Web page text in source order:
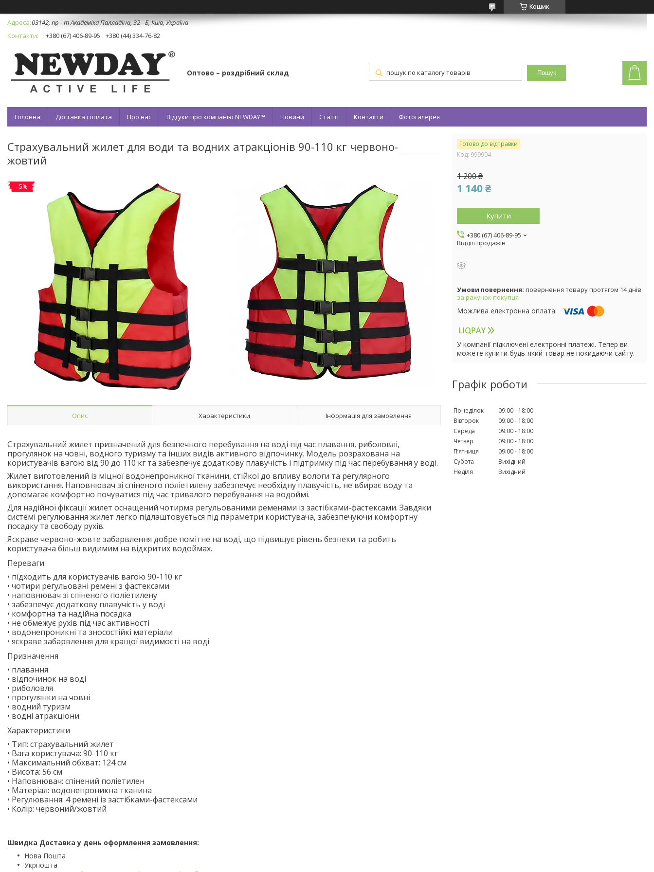
Кошик
03142, пр - т Академіка Палладіна, 32 - Б, Київ, Україна
+380 (67) 406-89-95
+380 (44) 334-76-82
Оптово – роздрібний склад Пошук
Головна Доставка і оплата Про нас Відгуки про компанію NEWDAY™ Новини Статті Контакти Фотогалерея
Страхувальний жилет для води та водних атракціонів 90-110 кг червоно-
жовтий
–5%
Опис Характеристики Інформація для замовлення
Страхувальний жилет призначений для безпечного перебування на воді під час плавання, риболовлі,
прогулянок на човні, водного туризму та інших видів активного відпочинку. Модель розрахована на
користувачів вагою від 90 до 110 кг та забезпечує додаткову плавучість і підтримку під час перебування у воді.
Жилет виготовлений із міцної водонепроникної тканини, стійкої до впливу вологи та регулярного
використання. Наповнювач зі спіненого поліетилену забезпечує необхідну плавучість, не вбирає воду та
допомагає комфортно почуватися під час тривалого перебування на водоймі.
Для надійної фіксації жилет оснащений чотирма регульованими ременями із застібками-фастексами. Завдяки
системі регулювання жилет легко підлаштовується під параметри користувача, забезпечуючи комфортну
посадку та свободу рухів.
Яскраве червоно-жовте забарвлення добре помітне на воді, що підвищує рівень безпеки та робить
користувача більш видимим на відкритих водоймах.
Переваги
• підходить для користувачів вагою 90-110 кг
• чотири регульовані ремені з фастексами
• наповнювач зі спіненого поліетилену
• забезпечує додаткову плавучість у воді
• комфортна та надійна посадка
• не обмежує рухів під час активності
• водонепроникні та зносостійкі матеріали
• яскраве забарвлення для кращої видимості на воді
Призначення
• плавання
• відпочинок на воді
• риболовля
• прогулянки на човні
• водний туризм
• водні атракціони
Характеристики
• Тип: страхувальний жилет
• Вага користувача: 90-110 кг
• Максимальний обхват: 124 см
• Висота: 56 см
• Наповнювач: спінений поліетилен
• Матеріал: водонепроникна тканина
• Регулювання: 4 ремені із застібками-фастексами
• Колір: червоний/жовтий
Готово до відправки
Код: 999904
1 200 ₴
1 140 ₴
Купити
+380 (67) 406-89-95
Відділ продажів
повернення товару протягом 14 днів
за рахунок покупця
У компанії підключені електронні платежі. Тепер ви
можете купити будь-який товар не покидаючи сайту.
Графік роботи
Понеділок 09:00
18:00
Вівторок
09:00
18:00
Середа
09:00
18:00
Четвер
09:00
18:00
Пʼятниця
09:00
18:00
Субота
Вихідний
Неділя
Вихідний
Швидка Доставка у день оформлення замовлення:
Нова Пошта
Укрпошта